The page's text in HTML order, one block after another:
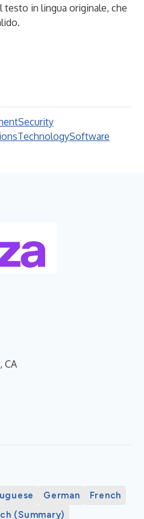
in lingua originale, che
Security
TechnologySoftware
CA
German
French
(Summary)